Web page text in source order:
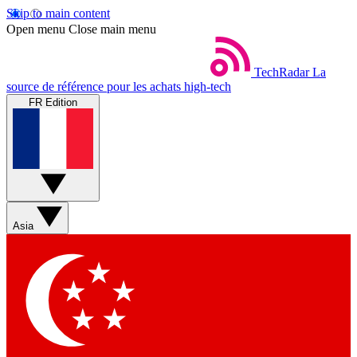
Skip to main content
Open menu Close main menu
TechRadar La
source de référence pour les achats high-tech
FR Edition
Asia